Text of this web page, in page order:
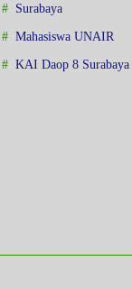
Surabaya
Mahasiswa UNAIR
KAI Daop 8 Surabaya